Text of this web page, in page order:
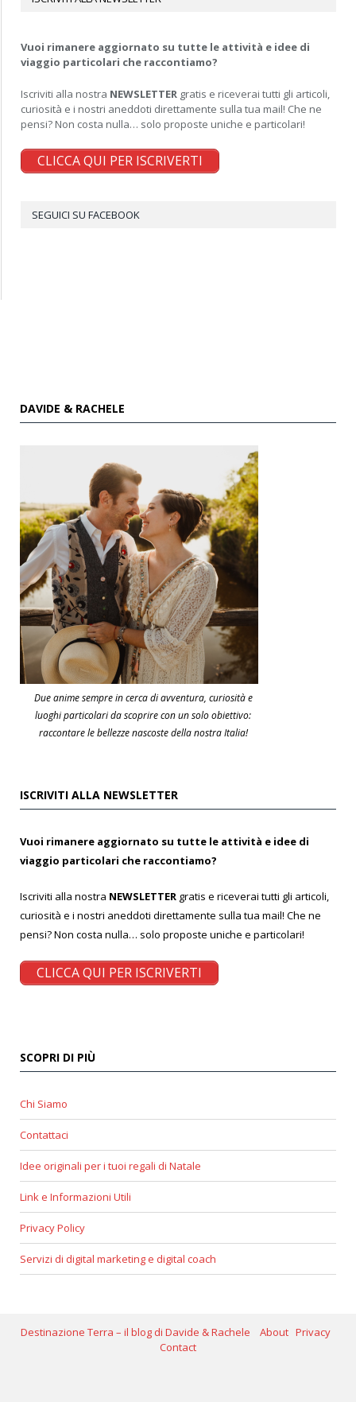
Vuoi rimanere aggiornato su tutte le attività e idee di
viaggio particolari che raccontiamo?
Iscriviti alla nostra NEWSLETTER gratis e riceverai tutti gli articoli,
curiosità e i nostri aneddoti direttamente sulla tua mail! Che ne
pensi? Non costa nulla… solo proposte uniche e particolari!
CLICCA QUI PER ISCRIVERTI
SEGUICI SU FACEBOOK
DAVIDE & RACHELE
Due anime sempre in cerca di avventura, curiosità e
luoghi particolari da scoprire con un solo obiettivo:
raccontare le bellezze nascoste della nostra Italia!
ISCRIVITI ALLA NEWSLETTER
Vuoi rimanere aggiornato su tutte le attività e idee di
viaggio particolari che raccontiamo?
Iscriviti alla nostra NEWSLETTER gratis e riceverai tutti gli articoli,
curiosità e i nostri aneddoti direttamente sulla tua mail! Che ne
pensi? Non costa nulla… solo proposte uniche e particolari!
CLICCA QUI PER ISCRIVERTI
SCOPRI DI PIÙ
Chi Siamo
Contattaci
Idee originali per i tuoi regali di Natale
Link e Informazioni Utili
Privacy Policy
Servizi di digital marketing e digital coach
Destinazione Terra – il blog di Davide & Rachele About Privacy
Contact